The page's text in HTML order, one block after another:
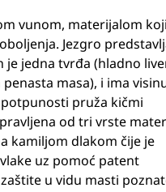
vunom, materijalom
Jezgro
je jedna tvrđa (hladno
masa), i ima
pruža kičmi
od tri vrste
kamiljom dlakom čije je
uz pomoć patent
u vidu masti